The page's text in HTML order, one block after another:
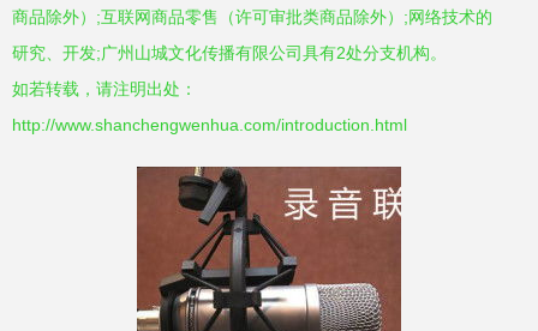
商品除外）;互联网商品零售（许可审批类商品除外）;网络技术的
研究、开发;广州山城文化传播有限公司具有2处分支机构。
如若转载，请注明出处：
http://www.shanchengwenhua.com/introduction.html